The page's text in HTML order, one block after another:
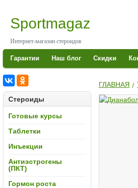
content
Sportmagaz
Интернет-магазин стероидов
СПОРТМАГАЗ
Гарантии Наш блог Скидки
Стероиды
Готовые курсы
Таблетки
Инъекции
Антиэстрогены
(ПКТ)
Гормон роста
ГЛАВНАЯ